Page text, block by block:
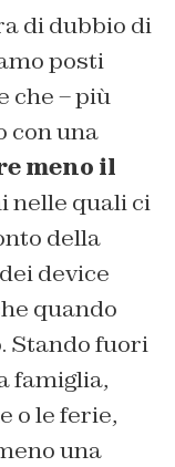
di dubbio di
posti
che – più
con una
meno il
nelle quali ci
della
device
quando
Stando fuori
famiglia,
o le ferie,
una